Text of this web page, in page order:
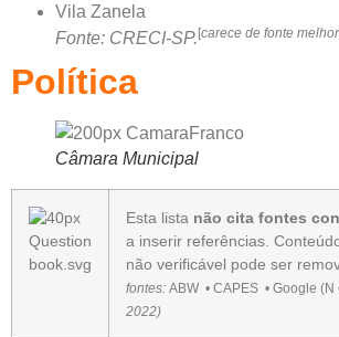
Vila Zanela
Fonte: CRECI-SP.[carece de fonte melhor
Política
Câmara Municipal
Esta lista não cita fontes
a inserir referências .
não verificável pode ser
fontes: ABW • CAPES • Google (N
2022)